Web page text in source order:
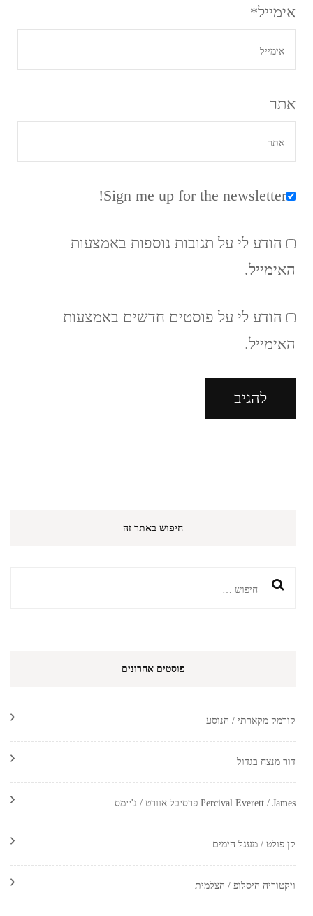
אימייל*
אתר
Sign me up for the newsletter!
הודע לי על תגובות נוספות באמצעות
האימייל.
הודע לי על פוסטים חדשים באמצעות
האימייל.
חיפוש באתר זה
חיפוש:
פוסטים אחרונים
קורמק מקארתי / הנוסע
דור מנצח בגדול
Percival Everett / James פרסיבל אוורט / ג'יימס
קן פולט / מעגל הימים
ויקטוריה היסלופ / הצלמית